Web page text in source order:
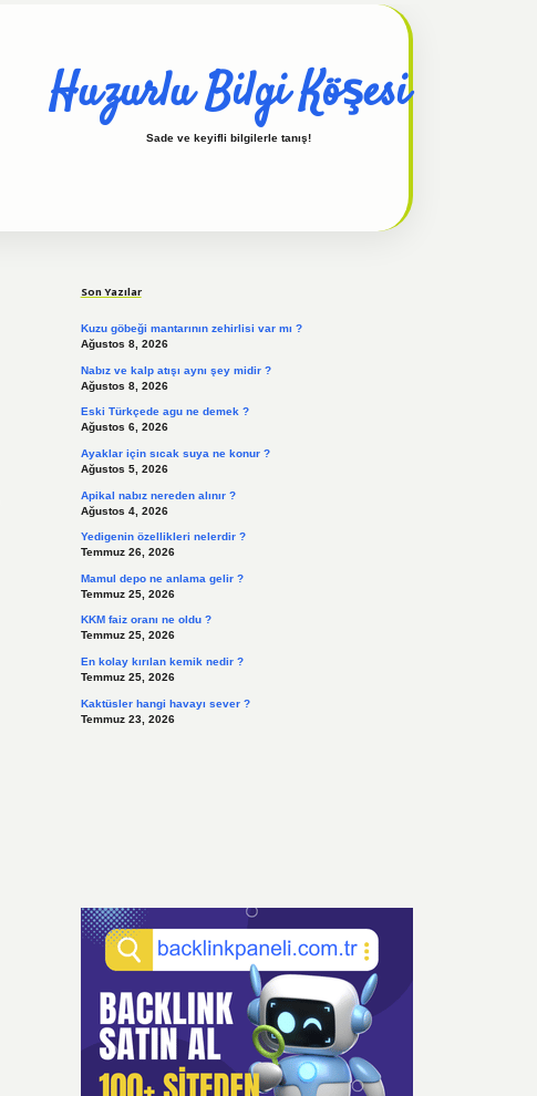
Huzurlu Bilgi Köşesi
Sade ve keyifli bilgilerle tanış!
Son Yazılar
Kuzu göbeği mantarının zehirlisi var mı ?
Ağustos 8, 2026
Nabız ve kalp atışı aynı şey midir ?
Ağustos 8, 2026
Eski Türkçede agu ne demek ?
Ağustos 6, 2026
Ayaklar için sıcak suya ne konur ?
Ağustos 5, 2026
Apikal nabız nereden alınır ?
Ağustos 4, 2026
Yedigenin özellikleri nelerdir ?
Temmuz 26, 2026
Mamul depo ne anlama gelir ?
Temmuz 25, 2026
KKM faiz oranı ne oldu ?
Temmuz 25, 2026
En kolay kırılan kemik nedir ?
Temmuz 25, 2026
Kaktüsler hangi havayı sever ?
Temmuz 23, 2026